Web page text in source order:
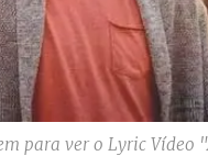
para ver o Lyric Vídeo